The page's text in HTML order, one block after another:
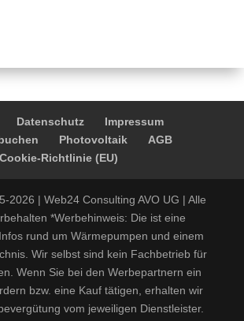
Datenschutz
Impressum
Photovoltaik
AGB
Cookie-Richtlinie (EU)
2026 | Web24 Consulting AVO UG | Alle
*Werbehinweis: Die ist eine
rund um Wärmepumpen und einem
Wir selbst sind kein Fachbetrieb für
Wenn Sie bei den Werbepartnern ein
bzw. eine Kauf tätigen, erhalten wir
vom jeweiligen Dienstleister.